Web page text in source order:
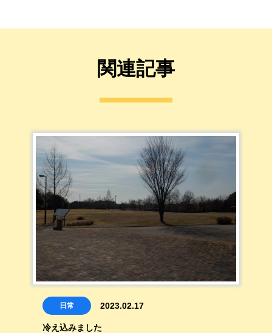
関連記事
日常 2023.02.17
冷え込みました